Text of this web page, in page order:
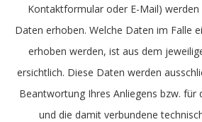
Kontaktformular oder E-Mail)
Daten erhoben. Welche Daten im Falle
erhoben werden, ist aus dem
ersichtlich. Diese Daten werden
Beantwortung Ihres Anliegens bzw. für
und die damit verbundene